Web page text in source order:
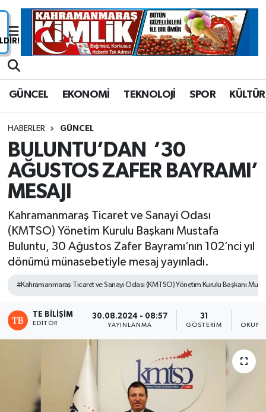
GÜNCEL EKONOMİ TEKNOLOJİ SPOR KÜLTÜR
HABERLER GÜNCEL
BULUNTU’DAN ‘30
AĞUSTOS ZAFER BAYRAMI’
MESAJI
Kahramanmaraş Ticaret ve Sanayi Odası
(KMTSO) Yönetim Kurulu Başkanı Mustafa
Buluntu, 30 Ağustos Zafer Bayramı’nın 102’nci yıl
dönümü münasebetiyle mesaj yayınladı.
#Kahramanmaraş Ticaret ve Sanayi Odası (KMTSO) Yönetim Kurulu Başkanı
TE BILIŞIM
EDITÖR
30.08.2024 - 08:57
YAYINLANMA
31
GÖSTERIM
Nöbetçi Eczaneler
Süper Lig Puan Durumu ve Fikstür
Tüm Manşetler
Son Dakika Haberleri
Haber Arşivi